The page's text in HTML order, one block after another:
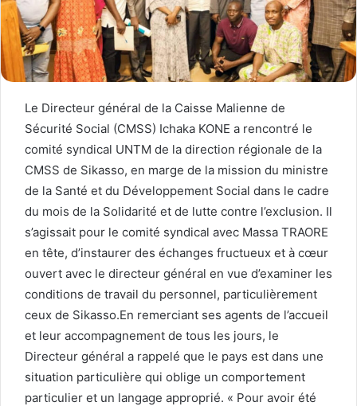
Le Directeur général de la Caisse Malienne de
Sécurité Social (CMSS) Ichaka KONE a rencontré le
comité syndical UNTM de la direction régionale de la
CMSS de Sikasso, en marge de la mission du ministre
de la Santé et du Développement Social dans le cadre
du mois de la Solidarité et de lutte contre l’exclusion. Il
s’agissait pour le comité syndical avec Massa TRAORE
en tête, d’instaurer des échanges fructueux et à cœur
ouvert avec le directeur général en vue d’examiner les
conditions de travail du personnel, particulièrement
ceux de Sikasso.En remerciant ses agents de l’accueil
et leur accompagnement de tous les jours, le
Directeur général a rappelé que le pays est dans une
situation particulière qui oblige un comportement
particulier et un langage approprié. « Pour avoir été